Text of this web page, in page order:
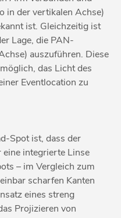
in der vertikalen Achse)
ist. Gleichzeitig ist
Lage, die PAN-
auszuführen. Diese
das Licht des
Eventlocation zu
Spot ist, dass der
integrierte Linse
– im Vergleich zum
scharfen Kanten
eines streng
Projizieren von